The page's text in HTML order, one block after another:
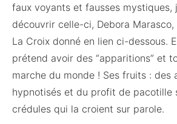
faux voyants et fausses mystiques,
découvrir celle-ci, Debora
La Croix donné en lien ci-dessous.
prétend avoir des “apparitions” et
marche du monde ! Ses fruits : des
hypnotisés et du profit de pacotille
crédules qui la croient sur parole.